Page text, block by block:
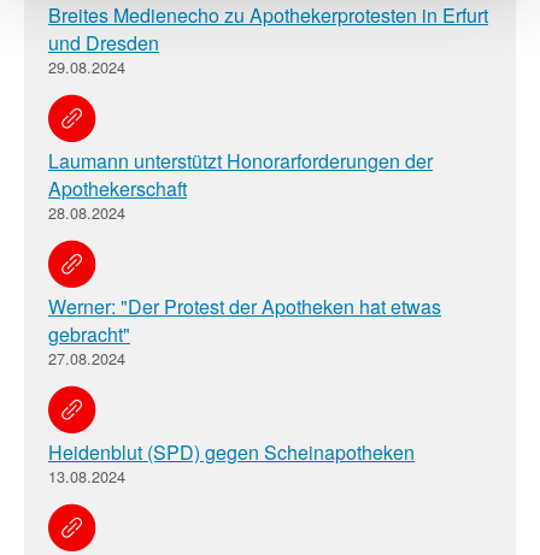
Breites Medienecho zu Apothekerprotesten in Erfurt
und Dresden
29.08.2024
Laumann unterstützt Honorarforderungen der
Apothekerschaft
28.08.2024
Werner: "Der Protest der Apotheken hat etwas
gebracht"
27.08.2024
Heidenblut (SPD) gegen Scheinapotheken
13.08.2024